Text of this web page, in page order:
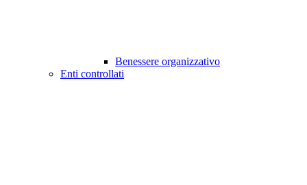
Benessere organizzativo
Enti controllati